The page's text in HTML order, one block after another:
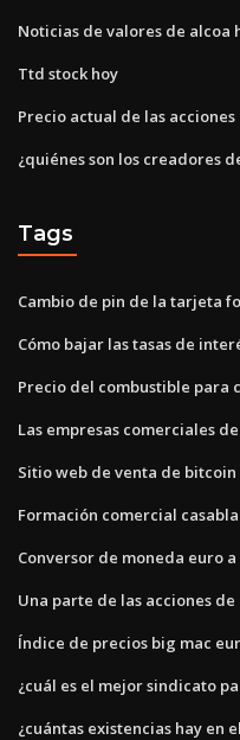
Noticias de valores de alcoa
Ttd stock hoy
Precio actual de las
¿quiénes son los creadores
Tags
Cambio de pin de la tarjeta
Cómo bajar las tasas de
Precio del combustible para
Las empresas comerciales
Sitio web de venta de bitcoin
Formación comercial
Conversor de moneda euro
Una parte de las acciones
Índice de precios big mac
¿cuál es el mejor sindicato
¿cuántas existencias hay en